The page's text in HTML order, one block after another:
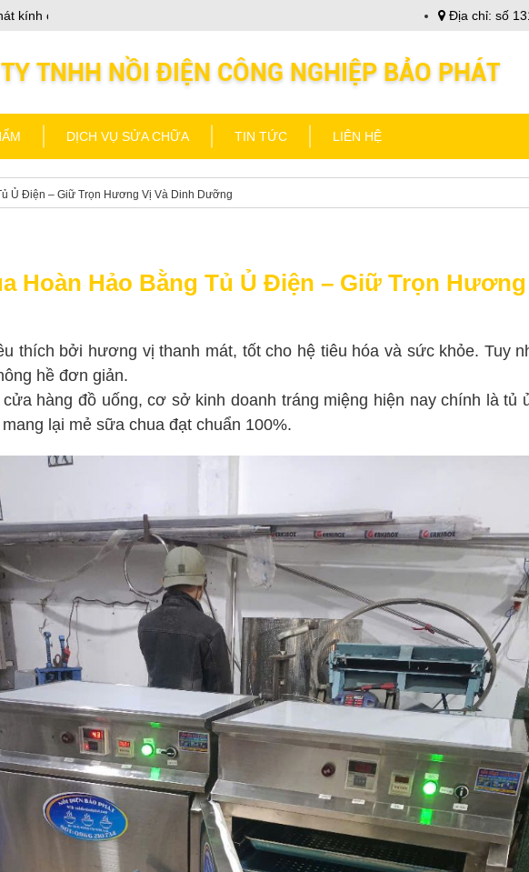
chào Quý khách Nồi Điện Bảo Phát kính chào Quý khách Địa chỉ: số
DỊCH VỤ SỬA CHỮA TIN TỨC LIÊN HỆ
Ủ Điện – Giữ Trọn Hương Vị Và Dinh Dưỡng
Hoàn Hảo Bằng Tủ Ủ Điện – Giữ Trọn
thích bởi hương vị thanh mát, tốt cho hệ tiêu hóa và sức khỏe. Tuy
hề đơn giản.
hàng đồ uống, cơ sở kinh doanh tráng miệng hiện nay chính là tủ
lại mẻ sữa chua đạt chuẩn 100%.